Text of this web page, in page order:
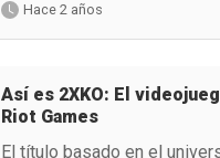
Hace 2 años
Así es 2XKO: El
Riot Games
El título basado en el